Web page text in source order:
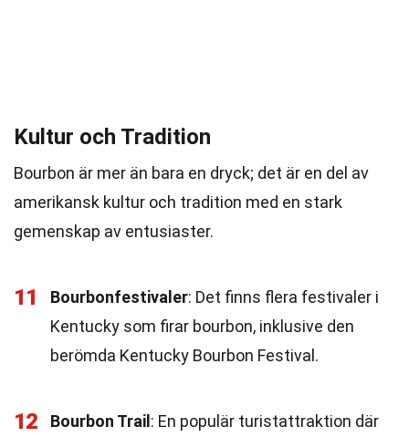
Kultur och Tradition
Bourbon är mer än bara en dryck; det är en del av
amerikansk kultur och tradition med en stark
gemenskap av entusiaster.
11 Bourbonfestivaler: Det finns flera festivaler i
Kentucky som firar bourbon, inklusive den
berömda Kentucky Bourbon Festival.
12 Bourbon Trail : En populär turistattraktion där